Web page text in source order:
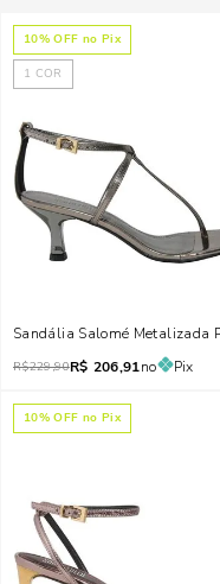
10% OFF no Pix
1 COR
Sandália Salomé Metalizada
R$229,90R$ 206,91no Pix
10% OFF no Pix